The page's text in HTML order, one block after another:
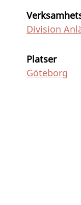
Division
Platser
Göteborg